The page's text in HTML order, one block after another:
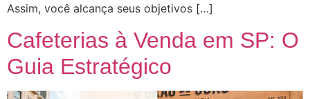
Assim, você alcança seus objetivos […]
Cafeterias à Venda em SP: O
Guia Estratégico